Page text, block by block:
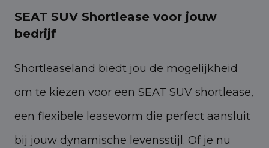
SEAT SUV Shortlease voor jouw
bedrijf
Shortleaseland biedt jou de mogelijkheid
om te kiezen voor een SEAT SUV shortlease,
een flexibele leasevorm die perfect aansluit
bij jouw dynamische levensstijl. Of je nu